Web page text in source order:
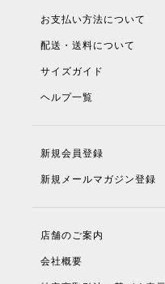
お支払い方法について
配送・送料について
サイズガイド
ヘルプ一覧
新規会員登録
新規メールマガジン登録
店舗のご案内
会社概要